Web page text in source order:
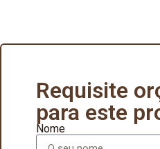
Requisite
para este
Nome